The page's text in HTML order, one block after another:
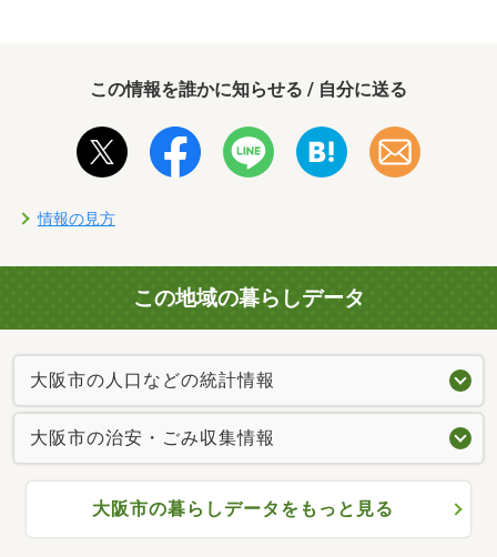
この情報を誰かに知らせる / 自分に送る
情報の見方
この地域の暮らしデータ
大阪市の人口などの統計情報
大阪市の治安・ごみ収集情報
大阪市の暮らしデータをもっと見る